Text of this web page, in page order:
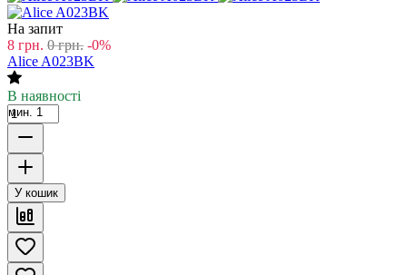
На запит
8 грн. 0 грн. -0%
Alice A023BK
В наявності
мин. 1
У кошик